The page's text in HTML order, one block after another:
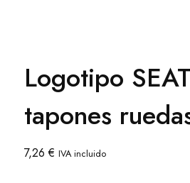
Logotipo
tapones
7,26€ IVA incluido